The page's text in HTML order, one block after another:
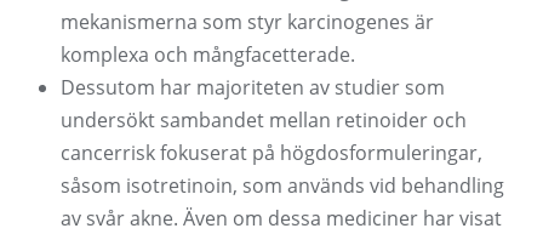
mekanismerna som styr karcinogenes är
komplexa och mångfacetterade.
Dessutom har majoriteten av studier som
undersökt sambandet mellan retinoider och
cancerrisk fokuserat på högdosformuleringar,
såsom isotretinoin, som används vid behandling
av svår akne. Även om dessa mediciner har visat